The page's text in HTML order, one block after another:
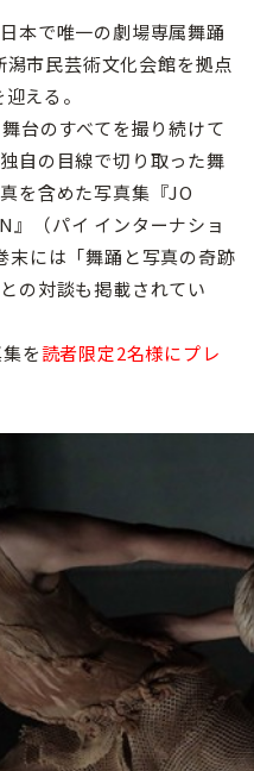
本で唯一の劇場専属舞踊
市民芸術文化会館を拠点
える。
台のすべてを撮り続けて
自の目線で切り取った舞
を含めた写真集『JO
（パイ インターナショ
末には「舞踊と写真の奇跡
の対談も掲載されてい
を読者限定2名様にプレ